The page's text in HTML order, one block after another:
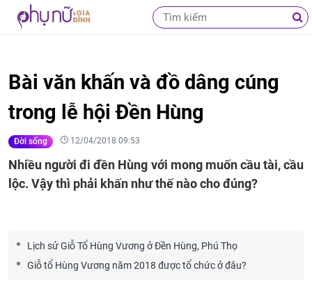
Bài văn khấn và đồ dâng cúng
trong lễ hội Đền Hùng
Đời sống 12/04/2018 09:53
Nhiều người đi đền Hùng với mong muốn cầu tài, cầu
lộc. Vậy thì phải khấn như thế nào cho đúng?
Lịch sử Giỗ Tổ Hùng Vương ở Đền Hùng, Phú Thọ
Giỗ tổ Hùng Vương năm 2018 được tổ chức ở đâu?